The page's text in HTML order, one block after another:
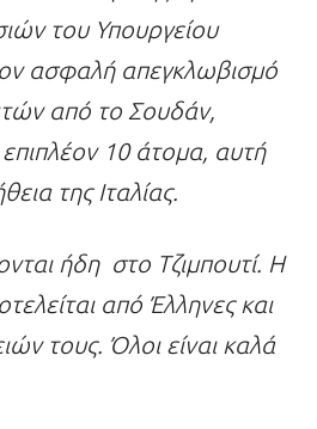
του Υπουργείου
ασφαλή απεγκλωβισμό
από το Σουδάν,
10 άτομα, αυτή
της Ιταλίας.
ήδη στο Τζιμπουτί. Η
από Έλληνες και
τους. Όλοι είναι καλά